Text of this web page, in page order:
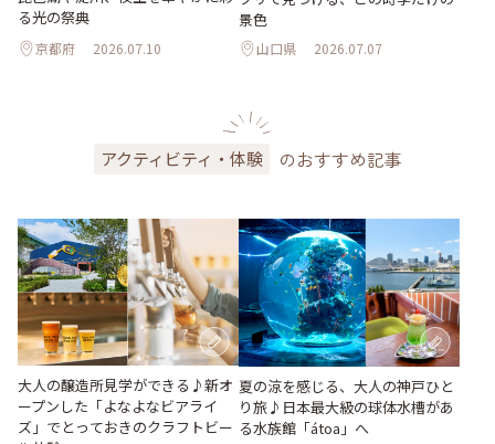
る光の祭典
京都府 2026.07.10
景色
山口県 2026.07.07
アクティビティ・体験 のおすすめ記事
大人の醸造所見学ができる♪新オ
ープンした「よなよなビアライ
ズ」でとっておきのクラフトビー
夏の涼を感じる、大人の神戸ひと
り旅♪日本最大級の球体水槽があ
る水族館「átoa」へ